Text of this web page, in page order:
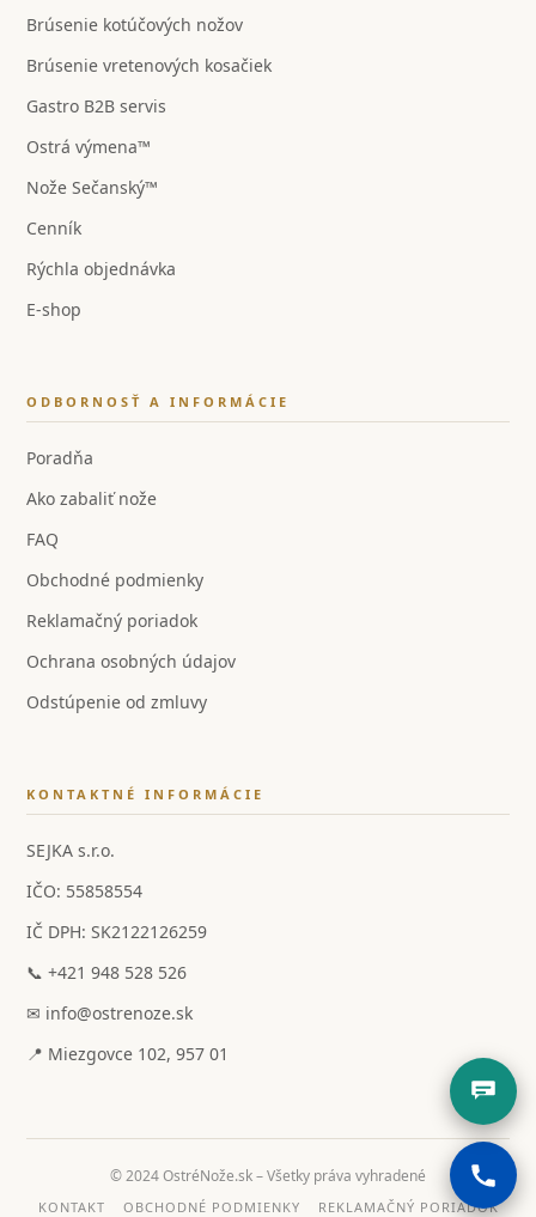
Brúsenie kotúčových nožov
Brúsenie vretenových kosačiek
Gastro B2B servis
Ostrá výmena™
Nože Sečanský™
Cenník
Rýchla objednávka
E-shop
ODBORNOSŤ A INFORMÁCIE
Poradňa
Ako zabaliť nože
FAQ
Obchodné podmienky
Reklamačný poriadok
Ochrana osobných údajov
Odstúpenie od zmluvy
KONTAKTNÉ INFORMÁCIE
SEJKA s.r.o.
IČO: 55858554
IČ DPH: SK2122126259
📞 +421 948 528 526
✉ info@ostrenoze.sk
📍 Miezgovce 102, 957 01
© 2024 OstréNože.sk – Všetky práva vyhradené
KONTAKT OBCHODNÉ PODMIENKY REKLAMAČNÝ PORIADOK